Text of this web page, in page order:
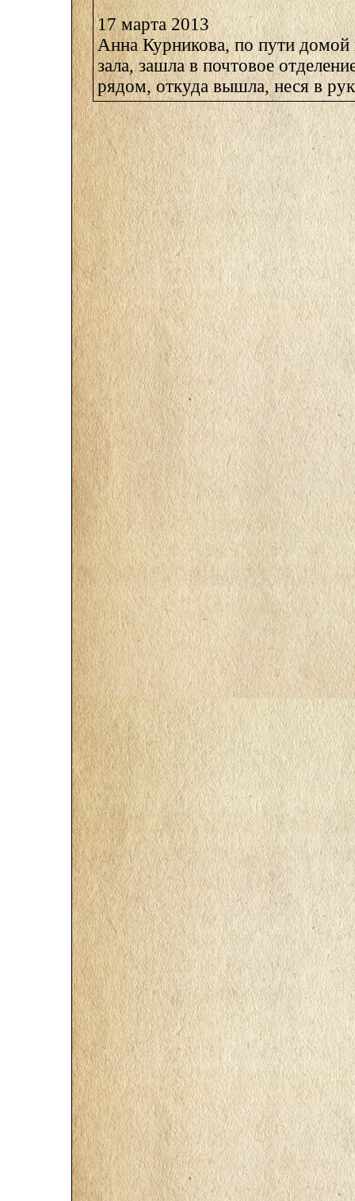
17 марта 2013
Анна Курникова, по пути домой
зала, зашла в почтовое
рядом, откуда вышла, неся в